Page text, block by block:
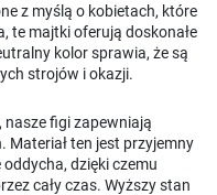
z myślą o kobietach, które
te majtki oferują doskonałe
kolor sprawia, że są
strojów i okazji.
nasze figi zapewniają
Materiał ten jest przyjemny
dzięki czemu
cały czas. Wyższy stan